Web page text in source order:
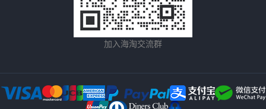
加入海淘交流群